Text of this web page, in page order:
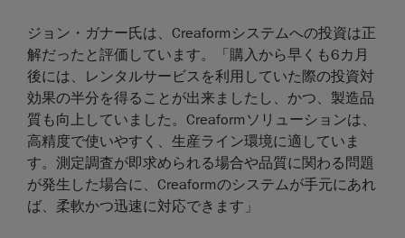
ジョン・ガナー氏は、Creaformシステムへの投資は正
解だったと評価しています。「購入から早くも6カ月
後には、レンタルサービスを利用していた際の投資対
効果の半分を得ることが出来ましたし、かつ、製造品
質も向上していました。Creaformソリューションは、
高精度で使いやすく、生産ライン環境に適していま
す。測定調査が即求められる場合や品質に関わる問題
が発生した場合に、Creaformのシステムが手元にあれ
ば、柔軟かつ迅速に対応できます」